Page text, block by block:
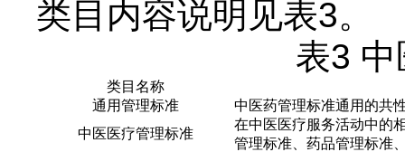
类目内容说明见表3。
表3
类目名称
通用管理标准
中医药管理标准通用的共
中医医疗管理标准
在中医医疗服务活动中的
管理标准、药品管理标准